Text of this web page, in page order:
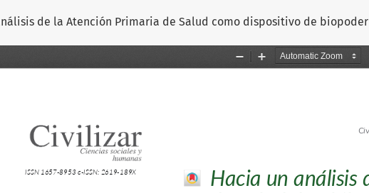
detalles del artículo
de la Atención Primaria de Salud como dispositivo de biopoder